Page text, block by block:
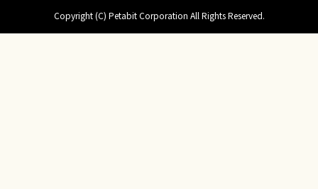
Copyright (C) Petabit Corporation All Rights Reserved.